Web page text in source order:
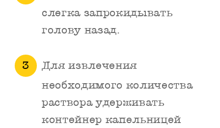
слегка запрокидывать
голову назад.
Для извлечения
необходимого количества
раствора удерживать
контейнер капельницей